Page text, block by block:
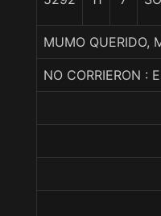
MUMO QUERIDO,
NO CORRIERON :